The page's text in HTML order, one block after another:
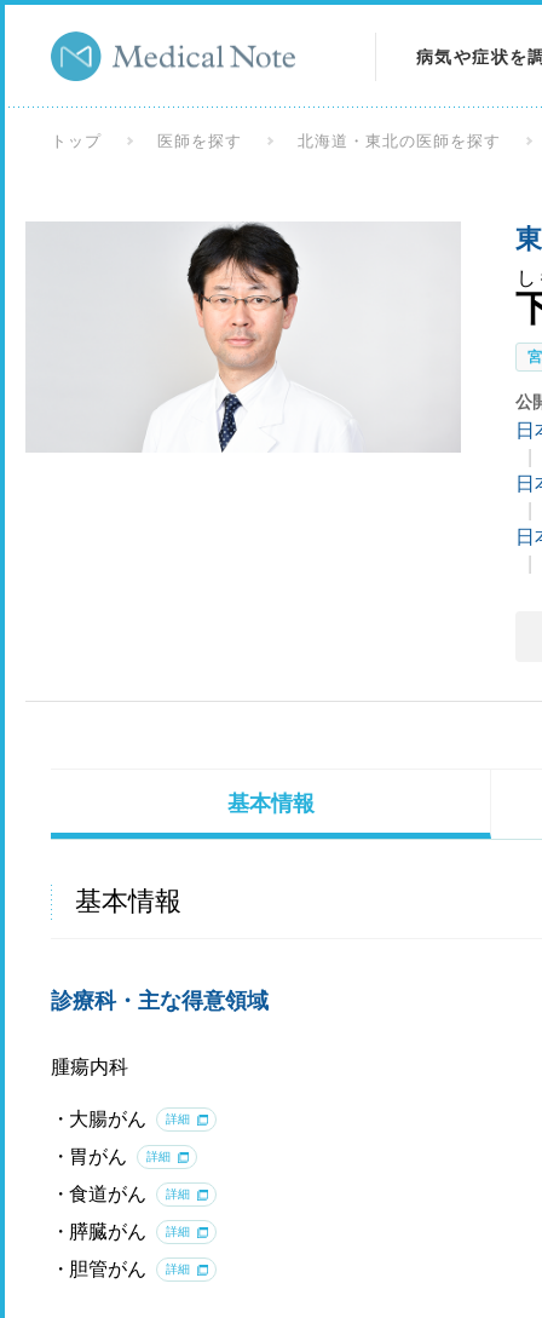
病気や症状を
検査を調べる
トップ 医師を探す 北海道・東北の医師を探す
公
日
日
日
基本情報
基本情報
診療科・主な得意領域
腫瘍内科
大腸がん 詳細
胃がん 詳細
食道がん 詳細
膵臓がん 詳細
胆管がん 詳細